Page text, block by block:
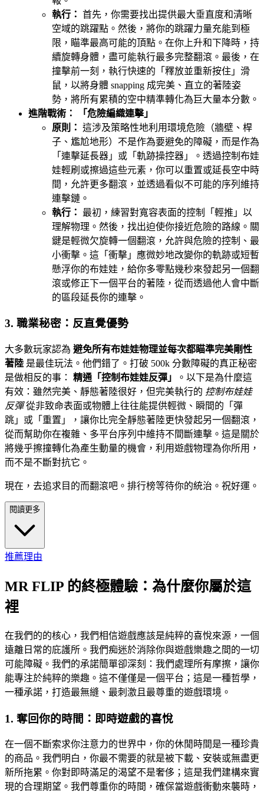
執行： 首先，你需要找出提供最大垂直度和清晰
空域的跳躍點。然後，將你的跳躍力量充能到極
限，瞄準最高可能的頂點。在你上升和下降時，持
續旋轉身體，盡可能執行最多完整翻滾。最後，在
撞擊前一刻，執行快速的「釋放並重新按住」滑
鼠，以將身體 snapping 成完美、直立的著陸姿
勢，將所有累積的空中精準轉化為巨大量本分數。
進階戰術： 「危險編織連擊」
原則： 這涉及策略性地利用環境危險（牆壁、桿
子、尷尬地形）不是作為要避免的障礙，而是作為
「連擊延長器」或「軌跡操控器」。透過控制布娃
娃輕刷或擦過這些元素，你可以重置或延長空中時
間，允許更多翻滾，並透過看似不可能的序列維持
連擊鏈。
執行：
最初，練習對寬容表面的控制「輕推」以
理解物理。然後，找出迫使你接近危險的路線。關
鍵是輕微欠旋轉一個翻滾，允許與危險的控制、最
小衝擊。這「衝擊」應微妙地改變你的軌跡或短暫
懸浮你的布娃娃，給你多零點幾秒來發起另一個翻
滾或修正下一個平台的著陸，從而透過他人會中斷
的區段延長你的連擊。
3. 職業秘密：反直覺優勢
大多數玩家認為 避免所有布娃娃物理並每次都瞄準完美剛性
著陸 是最佳玩法。他們錯了。打破 500k 分數障礙的真正秘密
是做相反的事： 精通「控制布娃娃反彈」
。以下是為什麼這
有效：雖然完美、靜態著陸很好，但完美執行的 控制布娃娃
反彈從非致命表面或物體上往往能提供輕微、瞬間的「彈
跳」或「重置」，讓你比完全靜態著陸更快發起另一個翻滾，
從而幫助你在複雜、多平台序列中維持不間斷連擊。這是關於
將幾乎擦撞轉化為產生動量的機會，利用遊戲物理為你所用，
而不是不斷對抗它。
現在，去追求目的而翻滾吧。排行榜等待你的統治。祝好運。
閱讀更多
推薦理由
MR FLIP 的終極體驗：為什麼你屬於這
裡
在我們的的核心，我們相信遊戲應該是純粹的喜悅來源，一個
遠離日常的庇護所。我們痴迷於消除你與遊戲樂趣之間的一切
可能障礙。我們的承諾簡單卻深刻：我們處理所有摩擦，讓你
能專注於純粹的樂趣。這不僅僅是一個平台；這是一種哲學，
一種承諾，打造最無縫、最刺激且最尊重的遊戲環境。
1. 奪回你的時間：即時遊戲的喜悅
在一個不斷索求你注意力的世界中，你的休閒時間是一種珍貴
的商品。我們明白，你最不需要的就是被下載、安裝或無盡更
新所拖累。你對即時滿足的渴望不是奢侈；這是我們建構來實
現的合理期望。我們尊重你的時間，確保當遊戲衝動來襲時，